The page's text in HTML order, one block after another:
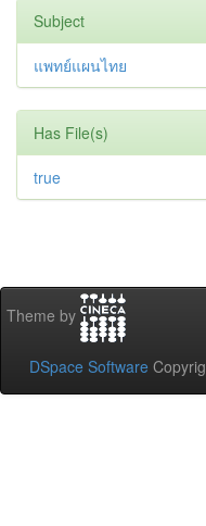
Subject
แพทย์แผนไทย
Has File(s)
true
Theme by
DSpace Software